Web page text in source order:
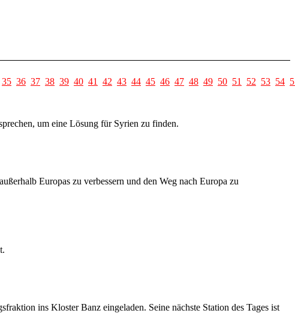
35 36 37 38 39 40 41 42 43 44 45 46 47 48 49 50 51 52 53 54
um eine Lösung für Syrien zu finden.
Europas zu verbessern und den Weg nach Europa zu
ins Kloster Banz eingeladen. Seine nächste Station des Tages ist